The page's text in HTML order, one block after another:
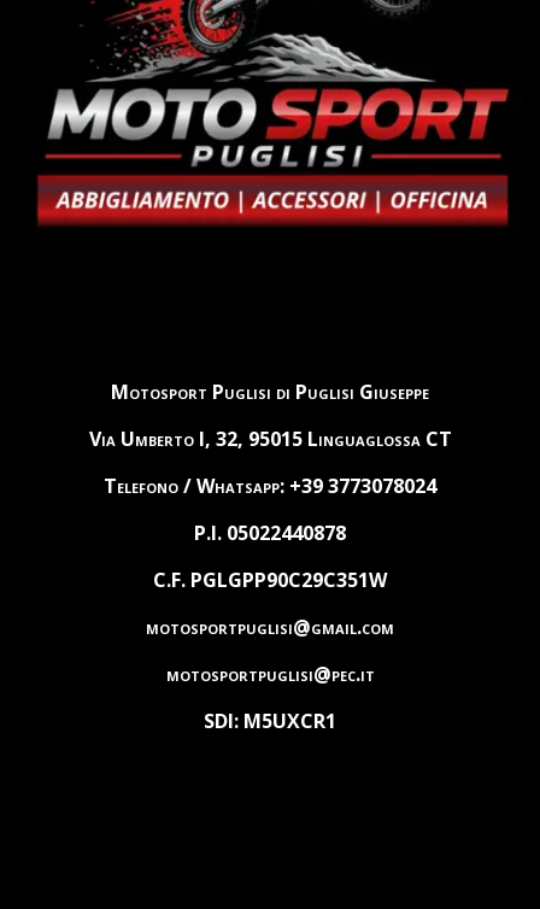
Motosport Puglisi di Puglisi Giuseppe
Via Umberto I, 32, 95015 Linguaglossa CT
Telefono / Whatsapp: +39 3773078024
P.I. 05022440878
C.F. PGLGPP90C29C351W
motosportpuglisi@gmail.com
motosportpuglisi@pec.it
SDI: M5UXCR1